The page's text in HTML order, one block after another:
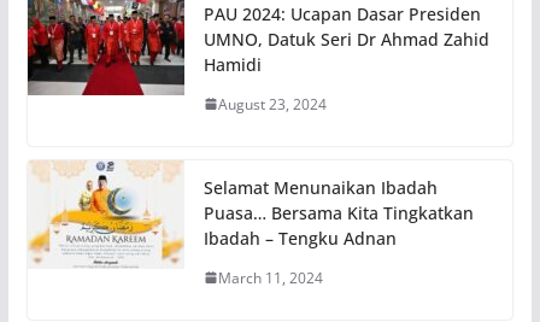
PAU 2024: Ucapan Dasar Presiden
UMNO, Datuk Seri Dr Ahmad Zahid
Hamidi
August 23, 2024
Selamat Menunaikan Ibadah
Puasa… Bersama Kita Tingkatkan
Ibadah – Tengku Adnan
March 11, 2024